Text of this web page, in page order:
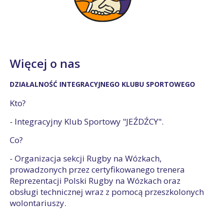
Więcej o nas
DZIAŁALNOŚĆ INTEGRACYJNEGO KLUBU SPORTOWEGO
Kto?
- Integracyjny Klub Sportowy "JEŹDŹCY".
Co?
- Organizacja sekcji Rugby na Wózkach,
prowadzonych przez certyfikowanego trenera
Reprezentacji Polski Rugby na Wózkach oraz
obsługi technicznej wraz z pomocą przeszkolonych
wolontariuszy.